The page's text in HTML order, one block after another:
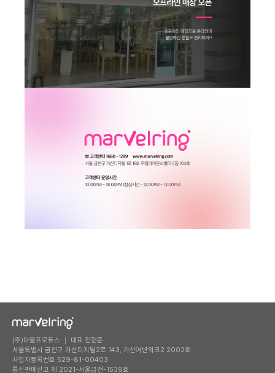
(주)마블프로듀스 ｜ 대표 전현준
서울특별시 금천구 가산디지털2로 143, 가산어반워크2 2002호
사업자등록번호 529-81-00403
통신판매신고 제 2021-서울금천-1539호